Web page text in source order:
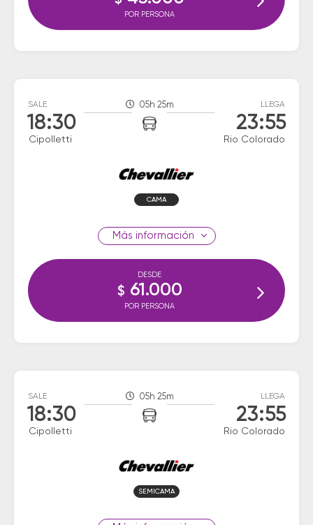
POR PERSONA
SALE
18:30
Cipolletti
05h 25m LLEGA
23:55
Rio Colorado
CAMA
información
DESDE
$ 61.000
POR PERSONA
SALE
18:30
Cipolletti
05h 25m LLEGA
23:55
Rio Colorado
SEMICAMA